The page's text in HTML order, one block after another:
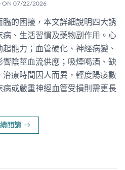
ON 07/22/2026
的困擾，本文詳細說明四大誘
、生活習慣及藥物副作用。心
能力；血管硬化、神經病變、
陰莖血流供應；吸煙喝酒、缺
治療時間因人而異，輕度陽痿數
或嚴重神經血管受損則需更長
閱讀 →